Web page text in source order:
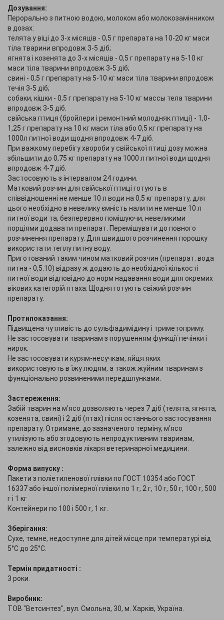
Дозування:
Перорально з питною водою, молоком або молокозамінником
в дозах:
телята у віці до 3-х місяців - 0,5 г препарата на 10-20 кг маси
тіла тварини впродовж 3-5 діб;
ягнята і козенята до 3-х місяців - 0,5 г препарату на 5-10 кг
маси тіла тварини впродовж 3-5 діб;
свині - 0,5 г препарату на 5-10 кг маси тіла тварини впродовж
течія 3-5 діб;
собаки, кішки - 0,5 г препарату на 5-10 кг массы тела тварини
впродовж 3-5 діб.
свійська птиця (бройлери і ремонтний молодняк птиці) - 1,0-
1,25 г препарату на 10 кг маси тіла або 0,5 кг препарату на
1000л питної води щодня впродовж 4-7 діб.
При важкому перебігу хвороби у свійської птиці дозу можна
збільшити до 0,75 кг препарату на 1000 л питної води щодня
впродовж 4-7 діб.
Застосовують з інтервалом 24 години.
Матковий розчин для свійської птиці готують в
співвідношенні не менше 10 л води на 0,5 кг препарату, для
цього необхідно в невелику ємність налити не менше 10 л
питної води та, безперервно помішуючи, невеликими
порціями додавати препарат. Перемішувати до повного
розчинення препарату. Для швидшого розчинення порошку
використати теплу питну воду.
Приготований таким чином матковий розчин (препарат: вода
питна - 0,5:10) відразу ж додають до необхідної кількості
питної води відповідно до норм надавання води для окремих
вікових категорій птаха. Щодня готують свіжий розчин
препарату.
Протипоказання:
Підвищена чутливість до сульфадимідину і триметоприму.
Не застосовувати тваринам з порушенням функції печінки і
нирок.
Не застосовувати курям-несучкам, яйця яких
використовують в їжу людям, а також жуйним тваринам з
функціонально розвиненими передшлунками.
Застереження:
Забій тварин на м’ясо дозволяють через 7 діб (телята, ягнята,
козенята, свині) і 2 діб (птах) після останнього застосування
препарату. Отримане, до зазначеного терміну, м’ясо
утилізують або згодовують непродуктивним тваринам,
залежно від висновків лікаря ветеринарної медицини.
Форма випуску :
Пакети з поліетиленової плівки по ГОСТ 10354 або ГОСТ
16337 або іншої полімерної плівки по 1 г, 2 г, 10 г, 50 г, 100 г, 500
г і 1 кг
Контейнери по 100 і 500 г, 1 кг.
Зберігання:
Сухе, темне, недоступне для дітей місце при температурі від
5°С до 25°С.
Термін придатності :
3 роки.
Виробник:
ТОВ "Ветсинтез", вул. Смольна, 30, м. Харків, Україна.